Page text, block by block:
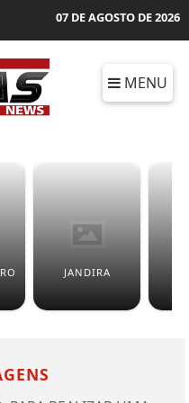
07 DE AGOSTO DE 2026
MENU
JANDIRA